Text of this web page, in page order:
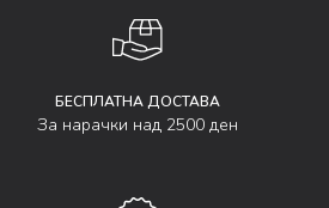
БЕСПЛАТНА ДОСТАВА
За нарачки над 2500 ден